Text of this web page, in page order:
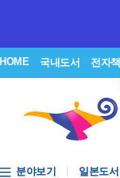
HOME 국내도서 전자책
분야보기 일본도서